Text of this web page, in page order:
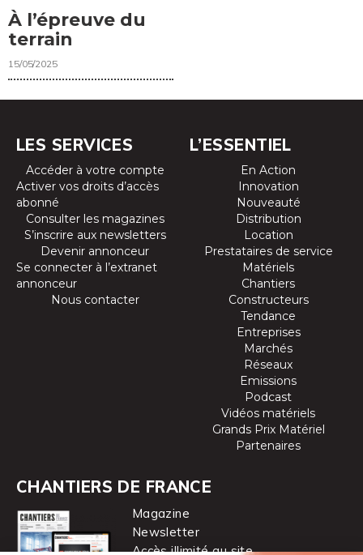
À l’épreuve du
terrain
15/05/2025
LES SERVICES
Accéder à votre compte
Activer vos droits d’accès
abonné
Consulter les magazines
S’inscrire aux newsletters
Devenir annonceur
Se connecter à l’extranet
annonceur
Nous contacter
L’ESSENTIEL
En Action
Innovation
Nouveauté
Distribution
Location
Prestataires de service
Matériels
Chantiers
Constructeurs
Tendance
Entreprises
Marchés
Réseaux
Emissions
Podcast
Vidéos matériels
Grands Prix Matériel
Partenaires
CHANTIERS DE FRANCE
Magazine
Newsletter
Accès illimité au site